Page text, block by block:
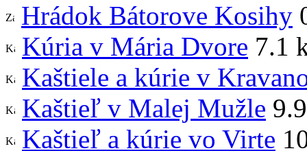
Hrádok Bátorove Kosihy
Kúria v Mária Dvore 7.1
Kaštiele a kúrie v
Kaštieľ v Malej Mužle
Kaštieľ a kúrie vo Virte